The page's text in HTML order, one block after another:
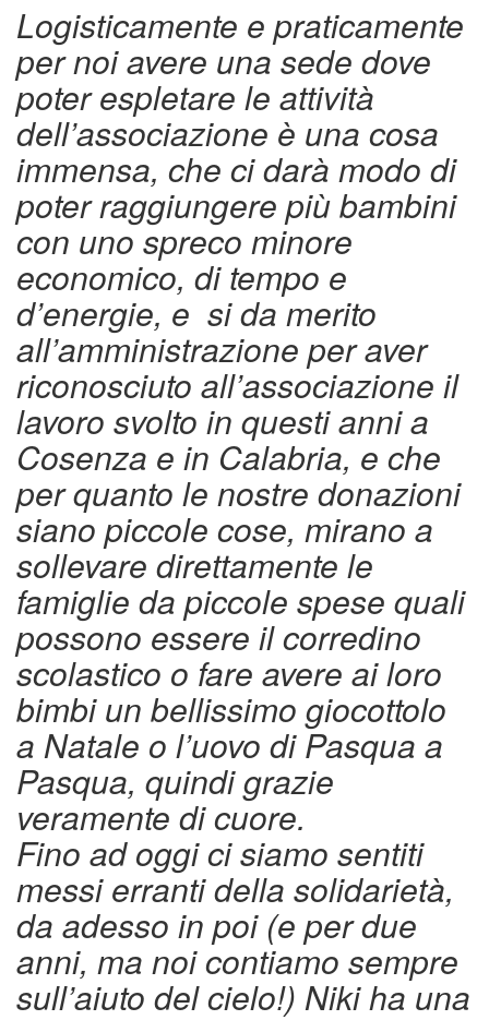
Logisticamente e praticamente
per noi avere una sede dove
poter espletare le attività
dell’associazione è una cosa
immensa, che ci darà modo di
poter raggiungere più bambini
con uno spreco minore
economico, di tempo e
d’energie, e si da merito
all’amministrazione per aver
riconosciuto all’associazione il
lavoro svolto in questi anni a
Cosenza e in Calabria, e che
per quanto le nostre donazioni
siano piccole cose, mirano a
sollevare direttamente le
famiglie da piccole spese quali
possono essere il corredino
scolastico o fare avere ai loro
bimbi un bellissimo giocottolo
a Natale o l’uovo di Pasqua a
Pasqua, quindi grazie
veramente di cuore.
Fino ad oggi ci siamo sentiti
messi erranti della solidarietà,
da adesso in poi (e per due
anni, ma noi contiamo sempre
sull’aiuto del cielo!) Niki ha una